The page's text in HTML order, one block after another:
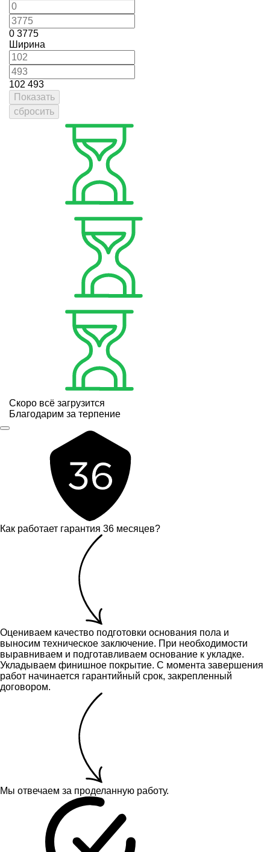
0 3775
Ширина
102 493
Показать
сбросить
Скоро всё загрузится
Благодарим за терпение
Как работает гарантия 36 месяцев?
Оцениваем качество подготовки основания пола и
выносим техническое заключение. При необходимости
выравниваем и подготавливаем основание к укладке.
Укладываем финишное покрытие. С момента завершения
работ начинается гарантийный срок, закрепленный
договором.
Мы отвечаем за проделанную работу.